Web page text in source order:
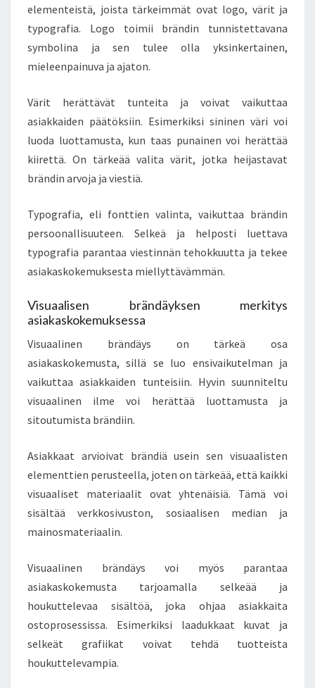
elementeistä, joista tärkeimmät ovat logo, värit ja
typografia. Logo toimii brändin tunnistettavana
symbolina ja sen tulee olla yksinkertainen,
mieleenpainuva ja ajaton.
Värit herättävät tunteita ja voivat vaikuttaa
asiakkaiden päätöksiin. Esimerkiksi sininen väri voi
luoda luottamusta, kun taas punainen voi herättää
kiirettä. On tärkeää valita värit, jotka heijastavat
brändin arvoja ja viestiä.
Typografia, eli fonttien valinta, vaikuttaa brändin
persoonallisuuteen. Selkeä ja helposti luettava
typografia parantaa viestinnän tehokkuutta ja tekee
asiakaskokemuksesta miellyttävämmän.
Visuaalisen brändäyksen merkitys
asiakaskokemuksessa
Visuaalinen brändäys on tärkeä osa
asiakaskokemusta, sillä se luo ensivaikutelman ja
vaikuttaa asiakkaiden tunteisiin. Hyvin suunniteltu
visuaalinen ilme voi herättää luottamusta ja
sitoutumista brändiin.
Asiakkaat arvioivat brändiä usein sen visuaalisten
elementtien perusteella, joten on tärkeää, että kaikki
visuaaliset materiaalit ovat yhtenäisiä. Tämä voi
sisältää verkkosivuston, sosiaalisen median ja
mainosmateriaalin.
Visuaalinen brändäys voi myös parantaa
asiakaskokemusta tarjoamalla selkeää ja
houkuttelevaa sisältöä, joka ohjaa asiakkaita
ostoprosessissa. Esimerkiksi laadukkaat kuvat ja
selkeät grafiikat voivat tehdä tuotteista
houkuttelevampia.